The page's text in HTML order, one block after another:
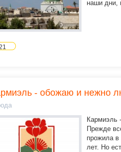
наши дни,
- обожаю и нежно
Кармиэль
Прежде
прожила в
лет. Но